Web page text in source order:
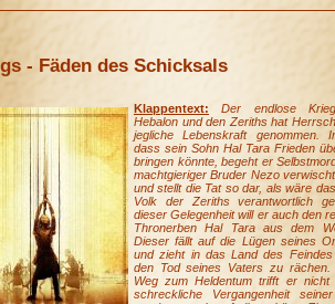
- Fäden des Schicksals
Klappentext:
Der endlose
Hebalon und den Zeriths hat
jegliche Lebenskraft genommen.
dass sein Sohn Hal Tara Frieden
bringen könnte, begeht er
machtgieriger Bruder Nezo
und stellt die Tat so dar, als wäre
Volk der Zeriths verantwortlich
dieser Gelegenheit will er auch den
Thronerben Hal Tara aus dem
Dieser fällt auf die Lügen seines
und zieht in das Land des
den Tod seines Vaters zu rächen.
Weg zum Heldentum trifft er
schreckliche Vergangenheit